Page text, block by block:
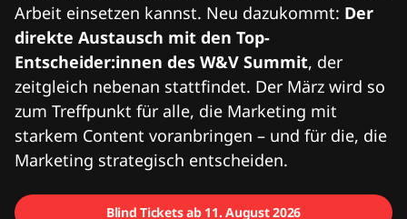
Arbeit einsetzen kannst. Neu dazukommt: Der
direkte Austausch mit den Top-
Entscheider:innen des W&V Summit, der
zeitgleich nebenan stattfindet. Der März wird so
zum Treffpunkt für alle, die Marketing mit
starkem Content voranbringen – und für die, die
Marketing strategisch entscheiden.
Blind Tickets ab 11. August 2026